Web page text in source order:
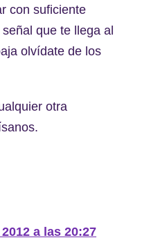
con suficiente
que te llega al
olvídate de los
otra
a las 20:27